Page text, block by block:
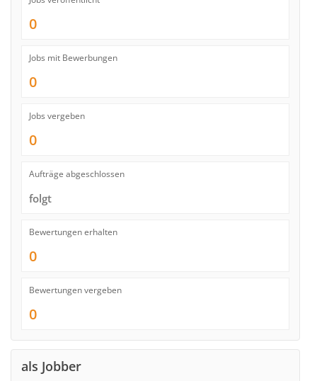
0
Jobs mit Bewerbungen
0
Jobs vergeben
0
Aufträge abgeschlossen
folgt
Bewertungen erhalten
0
Bewertungen vergeben
0
als Jobber